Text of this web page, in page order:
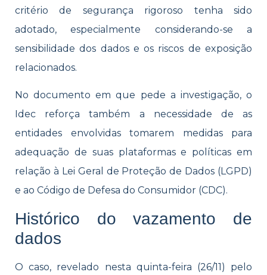
critério de segurança rigoroso tenha sido
adotado, especialmente considerando-se a
sensibilidade dos dados e os riscos de exposição
relacionados.
No documento em que pede a investigação, o
Idec reforça também a necessidade de as
entidades envolvidas tomarem medidas para
adequação de suas plataformas e políticas em
relação à Lei Geral de Proteção de Dados (LGPD)
e ao Código de Defesa do Consumidor (CDC).
Histórico do vazamento de
dados
O caso, revelado nesta quinta-feira (26/11) pelo